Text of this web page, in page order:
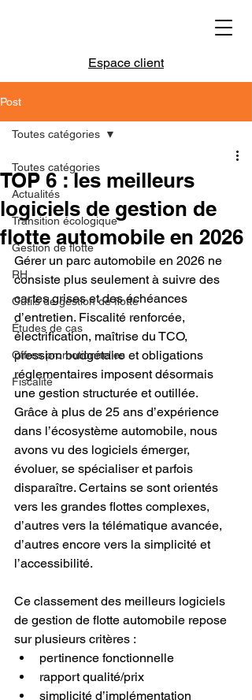
Espace client
Post
Toutes catégories
Actualités
Transition écologique
Gestion de flotte
RH
Outils de gestion de flotte
Études de cas
Offres promotionnelles
Fiscalité
Toutes catégories
TOP 6 : les meilleurs
logiciels de gestion de
flotte automobile en 2026
Gérer un parc automobile en 2026 ne
consiste plus seulement à suivre des
cartes grises et des échéances
d’entretien. Fiscalité renforcée,
électrification, maîtrise du TCO,
pression budgétaire et obligations
réglementaires imposent désormais
une gestion structurée et outillée.
Grâce à plus de 25 ans d’expérience
dans l’écosystème automobile, nous
avons vu des logiciels émerger,
évoluer, se spécialiser et parfois
disparaître. Certains se sont orientés
vers les grandes flottes complexes,
d’autres vers la télématique avancée,
d’autres encore vers la simplicité et
l’accessibilité.
Ce classement des meilleurs logiciels
de gestion de flotte automobile repose
sur plusieurs critères :
pertinence fonctionnelle
rapport qualité/prix
simplicité d’implémentation